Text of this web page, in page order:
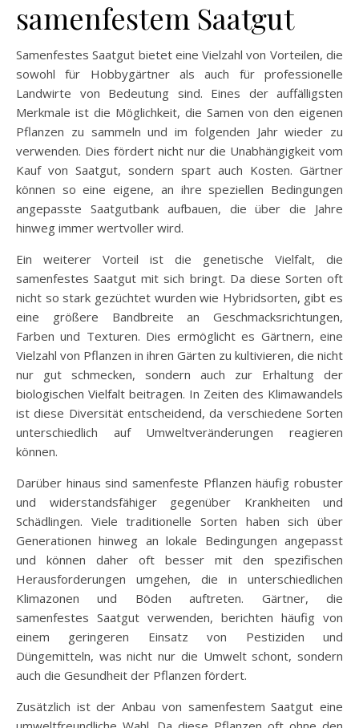
samenfestem Saatgut
Samenfestes Saatgut bietet eine Vielzahl von Vorteilen, die
sowohl für Hobbygärtner als auch für professionelle
Landwirte von Bedeutung sind. Eines der auffälligsten
Merkmale ist die Möglichkeit, die Samen von den eigenen
Pflanzen zu sammeln und im folgenden Jahr wieder zu
verwenden. Dies fördert nicht nur die Unabhängigkeit vom
Kauf von Saatgut, sondern spart auch Kosten. Gärtner
können so eine eigene, an ihre speziellen Bedingungen
angepasste Saatgutbank aufbauen, die über die Jahre
hinweg immer wertvoller wird.
Ein weiterer Vorteil ist die genetische Vielfalt, die
samenfestes Saatgut mit sich bringt. Da diese Sorten oft
nicht so stark gezüchtet wurden wie Hybridsorten, gibt es
eine größere Bandbreite an Geschmacksrichtungen,
Farben und Texturen. Dies ermöglicht es Gärtnern, eine
Vielzahl von Pflanzen in ihren Gärten zu kultivieren, die nicht
nur gut schmecken, sondern auch zur Erhaltung der
biologischen Vielfalt beitragen. In Zeiten des Klimawandels
ist diese Diversität entscheidend, da verschiedene Sorten
unterschiedlich auf Umweltveränderungen reagieren
können.
Darüber hinaus sind samenfeste Pflanzen häufig robuster
und widerstandsfähiger gegenüber Krankheiten und
Schädlingen. Viele traditionelle Sorten haben sich über
Generationen hinweg an lokale Bedingungen angepasst
und können daher oft besser mit den spezifischen
Herausforderungen umgehen, die in unterschiedlichen
Klimazonen und Böden auftreten. Gärtner, die
samenfestes Saatgut verwenden, berichten häufig von
einem geringeren Einsatz von Pestiziden und
Düngemitteln, was nicht nur die Umwelt schont, sondern
auch die Gesundheit der Pflanzen fördert.
Zusätzlich ist der Anbau von samenfestem Saatgut eine